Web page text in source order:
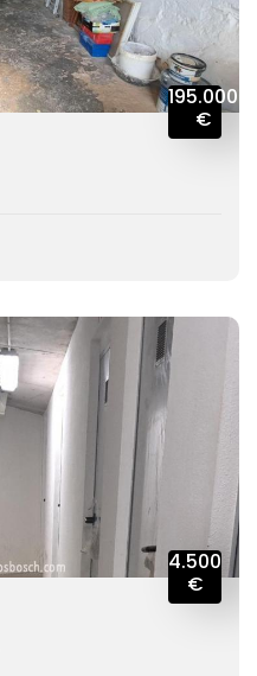
195.000
€
4.500
€